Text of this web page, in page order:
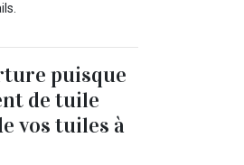
puisque
de tuile
vos tuiles à